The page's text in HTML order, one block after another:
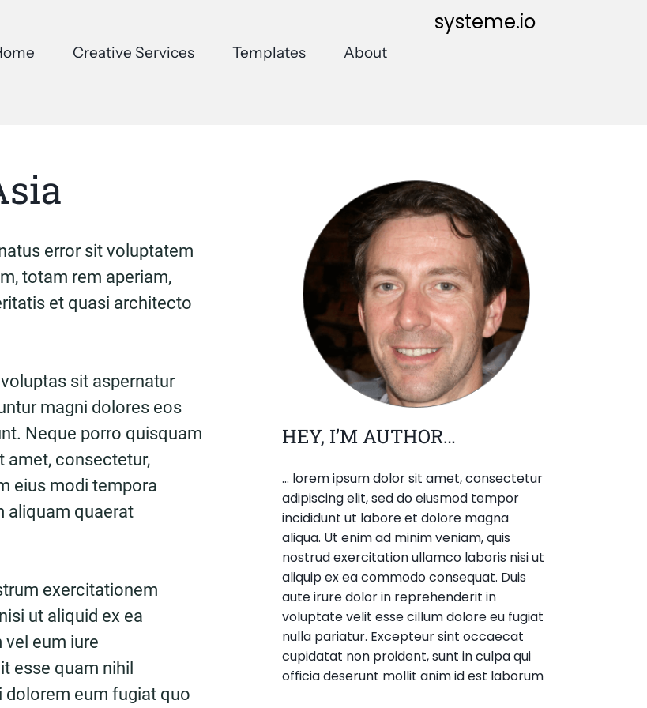
Creative Services Templates About
systeme.io
error sit voluptatem
totam rem aperiam,
et quasi architecto
sit aspernatur
magni dolores eos
Neque porro quisquam
amet, consectetur,
eius modi tempora
aliquam quaerat
exercitationem
ut aliquid ex ea
eum iure
esse quam nihil
dolorem eum fugiat quo
HEY, I’M AUTHOR…
... lorem ipsum dolor sit amet, consectetur
adipiscing elit, sed do eiusmod tempor
incididunt ut labore et dolore magna
aliqua. Ut enim ad minim veniam, quis
nostrud exercitation ullamco laboris nisi ut
aliquip ex ea commodo consequat. Duis
aute irure dolor in reprehenderit in
voluptate velit esse cillum dolore eu fugiat
nulla pariatur. Excepteur sint occaecat
cupidatat non proident, sunt in culpa qui
officia deserunt mollit anim id est laborum